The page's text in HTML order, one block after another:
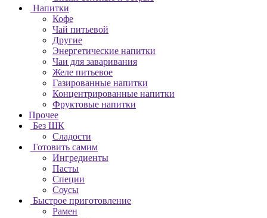
Напитки
Кофе
Чай питьевой
Другие
Энергетические напитки
Чаи для заваривания
Желе питьевое
Газированные напитки
Концентрированные напитки
Фруктовые напитки
Прочее
Без ШК
Сладости
Готовить самим
Ингредиенты
Пасты
Специи
Соусы
Быстрое приготовление
Рамен